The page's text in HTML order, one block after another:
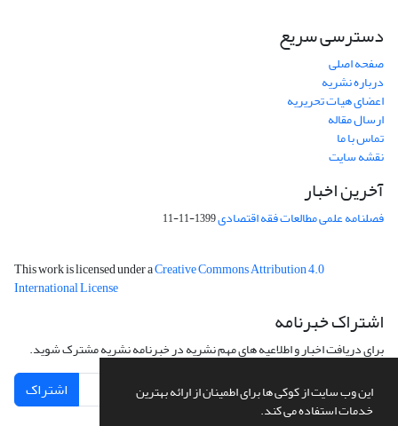
این وب سایت از کوکی ها برای اطمینان از ارائه بهترین
خدمات استفاده می کند.
دسترسی سریع
صفحه اصلی
درباره نشریه
اعضای هیات تحریریه
ارسال مقاله
تماس با ما
نقشه سایت
آخرین اخبار
فصلنامه علمی مطالعات فقه اقتصادی1399-11-11
This work is licensed under aCreative Commons Attribution 4.0
International License
اشتراک خبرنامه
برای دریافت اخبار و اطلاعیه های مهم نشریه در خبرنامه نشریه مشترک شوید.
اشتراک